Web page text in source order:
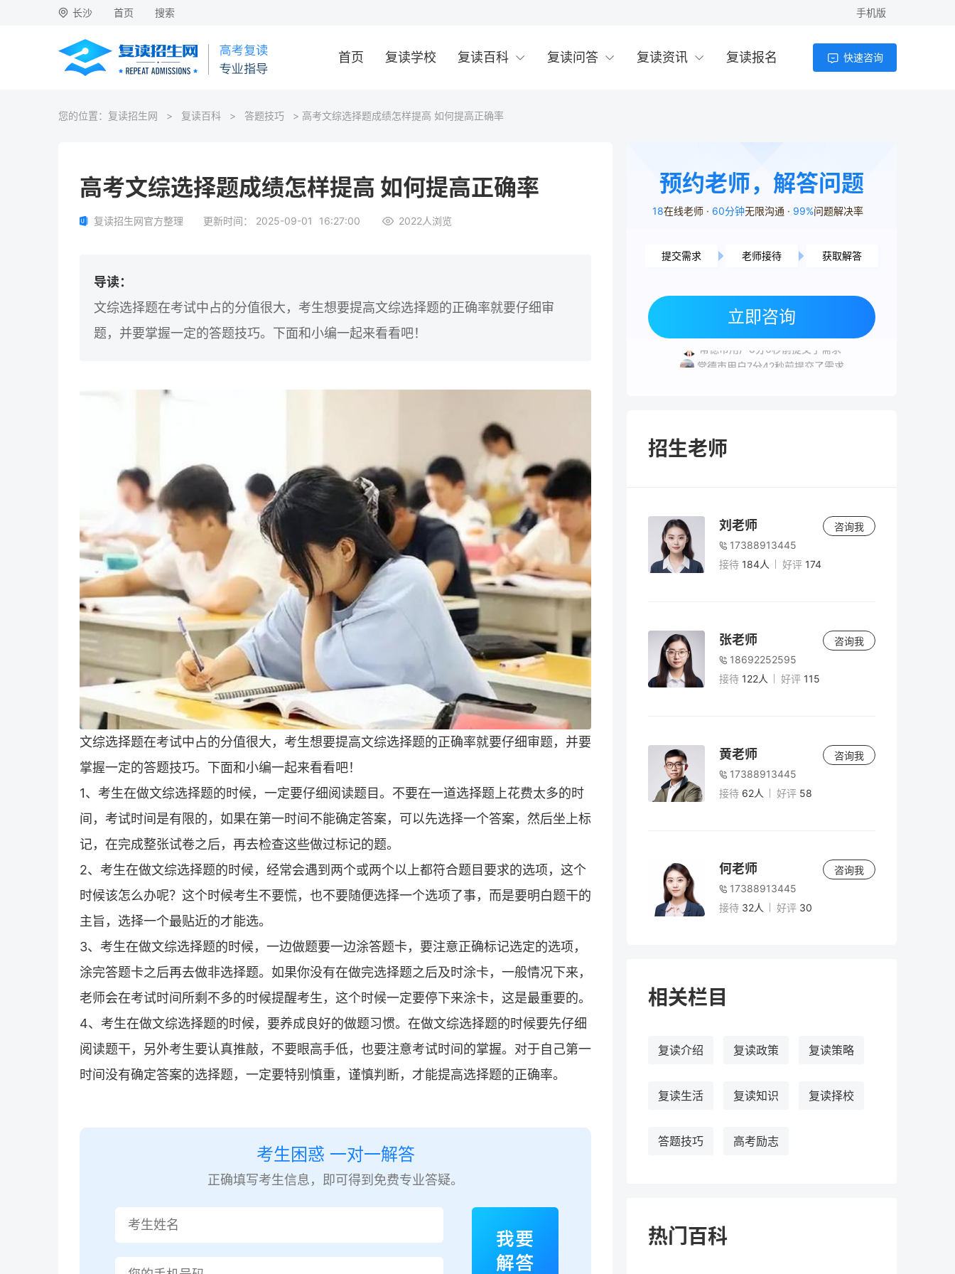
长沙 首页 搜索 手机版
首页 复读学校 复读百科 复读问答 复读资讯 复读报名 快速咨询
您的位置： 复读招生网 > 复读百科 > 答题技巧 > 高考文综选择题成绩怎样提高 如何提高正确率
高考文综选择题成绩怎样提高 如何提高正确率
复读招生网官方整理 更新时间： 2025-09-01 16:27:00 2022人浏览
导读：
文综选择题在考试中占的分值很大，考生想要提高文综选择题的正确率就要仔细审
题，并要掌握一定的答题技巧。下面和小编一起来看看吧！
文综选择题在考试中占的分值很大，考生想要提高文综选择题的正确率就要仔细审题，并要
掌握一定的答题技巧。下面和小编一起来看看吧！
1、考生在做文综选择题的时候，一定要仔细阅读题目。不要在一道选择题上花费太多的时
间，考试时间是有限的，如果在第一时间不能确定答案，可以先选择一个答案，然后坐上标
记，在完成整张试卷之后，再去检查这些做过标记的题。
2、考生在做文综选择题的时候，经常会遇到两个或两个以上都符合题目要求的选项，这个
时候该怎么办呢？这个时候考生不要慌，也不要随便选择一个选项了事，而是要明白题干的
主旨，选择一个最贴近的才能选。
3、考生在做文综选择题的时候，一边做题要一边涂答题卡，要注意正确标记选定的选项，
涂完答题卡之后再去做非选择题。如果你没有在做完选择题之后及时涂卡，一般情况下来，
老师会在考试时间所剩不多的时候提醒考生，这个时候一定要停下来涂卡，这是最重要的。
4、考生在做文综选择题的时候，要养成良好的做题习惯。在做文综选择题的时候要先仔细
阅读题干，另外考生要认真推敲，不要眼高手低，也要注意考试时间的掌握。对于自己第一
时间没有确定答案的选择题，一定要特别慎重，谨慎判断，才能提高选择题的正确率。
考生困惑 一对一解答
正确填写考生信息，即可得到免费专业答疑。
预约老师，解答问题
18在线老师 60分钟无限沟通 99%问题解决率
提交需求 老师接待 获取解答
立即咨询
益阳市用户8分33秒前提交了需求
湘潭市用户9分2秒前提交了需求
常德市用户8分6秒前提交了需求
常德市用户7分42秒前提交了需求
招生老师
刘老师
17388913445
接待 184人 好评 174
咨询我
张老师
18692252595
接待 122人 好评 115
咨询我
黄老师
17388913445
接待 62人 好评 58
咨询我
何老师
17388913445
接待 32人 好评 30
咨询我
相关栏目
复读介绍 复读政策 复读策略
复读生活 复读知识 复读择校
答题技巧 高考励志
热门百科